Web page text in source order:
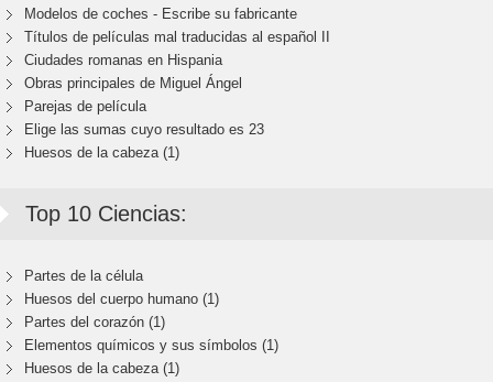
Modelos de coches - Escribe su fabricante
Títulos de películas mal traducidas al español II
Ciudades romanas en Hispania
Obras principales de Miguel Ángel
Parejas de película
Elige las sumas cuyo resultado es 23
Huesos de la cabeza (1)
Top 10 Ciencias:
Partes de la célula
Huesos del cuerpo humano (1)
Partes del corazón (1)
Elementos químicos y sus símbolos (1)
Huesos de la cabeza (1)